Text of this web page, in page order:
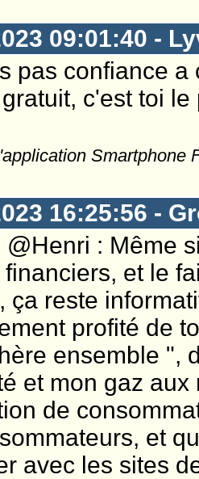
09:01:40 -
pas confiance
c'est toi le
Smartphone
16:25:56 -
@Henri : Même
financiers, et le
ça reste
profité de
ensemble ",
et mon gaz
de
et
avec les sites